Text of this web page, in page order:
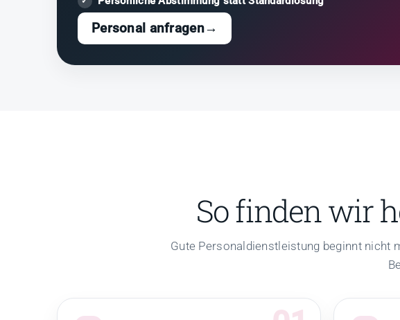
Personal anfragen→
So finden wir
Gute Personaldienstleistung beginnt nicht